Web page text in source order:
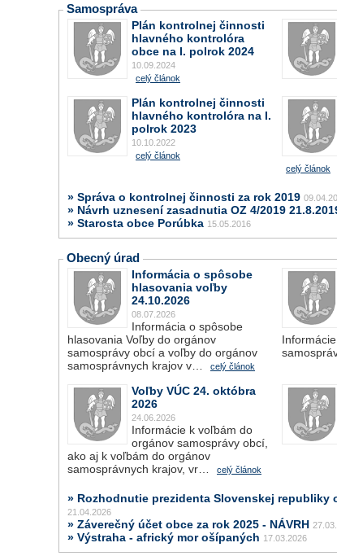
Samospráva
Plán kontrolnej činnosti
hlavného kontrolóra
obce na I. polrok 2024
10.09.2024
celý článok
Plán kontrolnej činnosti
hlavného kontrolóra na I.
polrok 2023
10.10.2022
celý článok
celý článok
» Správa o kontrolnej činnosti za rok 2019
» Návrh uznesení zasadnutia OZ 4/2019
» Starosta obce Porúbka 15.05.2016
Obecný úrad
Informácia o spôsobe
hlasovania voľby
24.10.2026
08.07.2026
Informácia o spôsobe
hlasovania Voľby do orgánov
samosprávy obcí a voľby do orgánov
samosprávnych krajov v…
celý článok
Voľby VÚC 24. októbra
2026
24.06.2026
Informácie k voľbám do
orgánov samosprávy obcí,
ako aj k voľbám do orgánov
samosprávnych krajov, vr…
celý článok
» Rozhodnutie prezidenta Slovenskej republiky
21.04.2026
» Záverečný účet obce za rok 2025 - NÁVRH
» Výstraha - africký mor ošípaných 17.03.2026